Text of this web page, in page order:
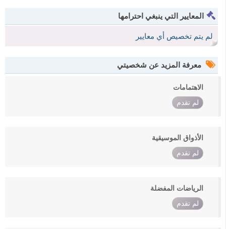
المعايير التي ينبغي احترامها
لم يتم تخصيص أي معايير
معرفة المزيد عن شخصيتي
الاهتمامات
لم تقدم
الأذواق الموسيقية
لم تقدم
الرياضات المفضلة
لم تقدم